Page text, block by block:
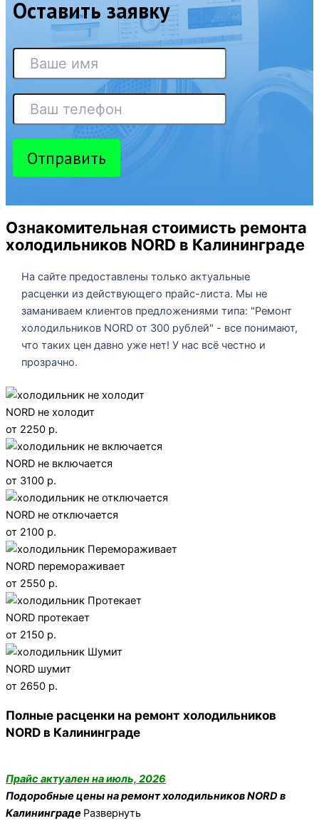
Оставить заявку
Отправить
Ознакомительная стоимисть ремонта
холодильников NORD в Калининграде
На сайте предоставлены только актуальные
расценки из действующего прайс-листа. Мы не
заманиваем клиентов предложениями типа: "Ремонт
холодильников NORD от 300 рублей" - все понимают,
что таких цен давно уже нет! У нас всё честно и
прозрачно.
NORD не холодит
от 2250 р.
NORD не включается
от 3100 р.
NORD не отключается
от 2100 р.
NORD перемораживает
от 2550 р.
NORD протекает
от 2150 р.
NORD шумит
от 2650 р.
Полные расценки на ремонт холодильников
NORD в Калининграде
Прайс актуален на июль, 2026
Подоробные цены на ремонт холодильников NORD в
Калининграде Развернуть